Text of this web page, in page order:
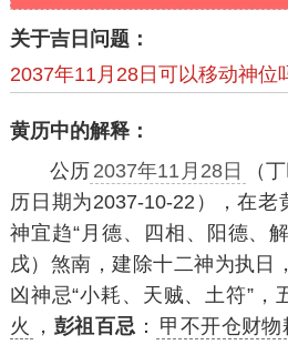
关于吉日问题：
2037年11月28日可以移动神位
黄历中的解释：
公历 2037年11月28日
（
历日期为2037-10-22），在
神宜趋“月德、四相、阳德、
戌）煞南，建除十二神为执日
凶神忌“小耗、天贼、土符”，
火
， 彭祖百忌 ： 甲不开仓财